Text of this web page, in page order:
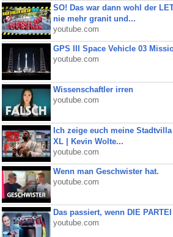
SO! Das war dann wohl der
nie mehr granit und...
youtube.com
GPS III Space Vehicle 03
youtube.com
Wissenschaftler irren
youtube.com
Ich zeige euch meine
XL | Kevin Wolte...
youtube.com
Wenn man Geschwister hat.
youtube.com
Das passiert, wenn DIE
youtube.com